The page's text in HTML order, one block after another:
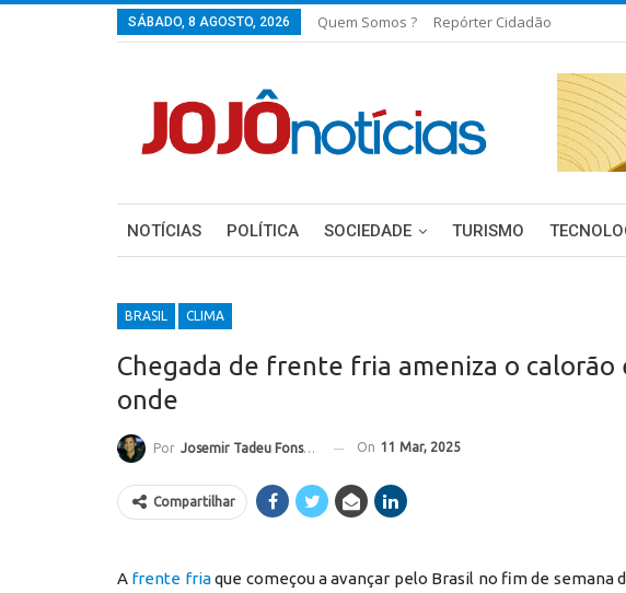
SÁBADO, 8 AGOSTO, 2026 Quem Somos ? Repórter Cidadão
NOTÍCIAS POLÍTICA SOCIEDADE TURISMO
BRASIL CLIMA
Chegada de frente fria ameniza o calorão
onde
Por Josemir Tadeu Fonseca On 11 Mar, 2025
Compartilhar
A frente friaque começou a avançar pelo Brasil no fim de semana